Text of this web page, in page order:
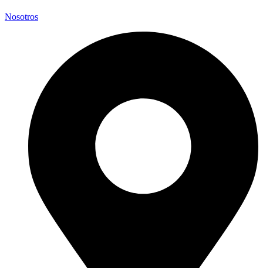
Nosotros